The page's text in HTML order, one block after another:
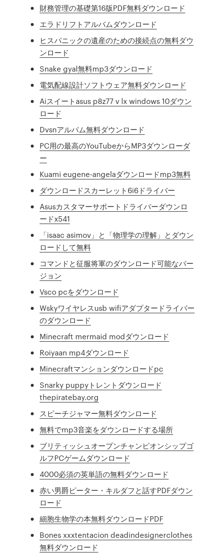
財務管理の基礎第16版PDF無料ダウンロード
エラドリフトアルバムダウンロード
ヒスパニックの遺産のための接続点の無料ダウ
ンロード
Snake gyal無料mp3ダウンロード
電気配線設計ソフトウェア無料ダウンロード
Aiスイートasus p8z77 v lx windows 10ダウン
ロード
Dvsnアルバム無料ダウンロード
PC用の最高のYouTubeからMP3ダウンローダ
ー
Kuami eugene-angelaダウンロードmp3無料
ダウンロードスカーレット6i6ドライバー
Asusカスタマーサポートドライバーダウンロ
ードx541
「isaac asimov」と「物理学の理解」とダウン
ロードして無料
コマンドと征服将軍のダウンロード可能なバー
ジョン
Vsco pcをダウンロード
Wskyワイヤレスusb wifiアダプタードライバー
のダウンロード
Minecraft mermaid modダウンロード
Roiyaan mp4ダウンロード
Minecraftマンションダウンロードpc
Snarky puppyトレントダウンロード
thepiratebay.org
スピーチジャマー無料ダウンロード
無料でmp3音楽をダウンロードする場所
ブリティッシュオープンチャンピオンシップゴ
ルフPCゲームダウンロード
4000必須の英単語の無料ダウンロード
赤い男爵ピーター・キルダフと話すPDFダウン
ロード
細胞生物学の本無料ダウンロードPDF
Bones xxxtentacion deadindesignerclothes
無料ダウンロード